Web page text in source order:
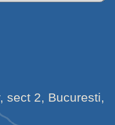
sect 2, Bucuresti,